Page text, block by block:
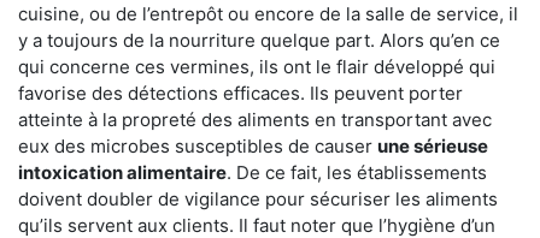
cuisine, ou de l’entrepôt ou encore de la salle de service, il
y a toujours de la nourriture quelque part. Alors qu’en ce
qui concerne ces vermines, ils ont le flair développé qui
favorise des détections efficaces. Ils peuvent porter
atteinte à la propreté des aliments en transportant avec
eux des microbes susceptibles de causer une sérieuse
intoxication alimentaire. De ce fait, les établissements
doivent doubler de vigilance pour sécuriser les aliments
qu’ils servent aux clients. Il faut noter que l’hygiène d’un